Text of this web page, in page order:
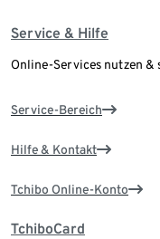
Service & Hilfe
Online-Services nutzen
Service-Bereich
Hilfe & Kontakt
Tchibo Online-Konto
TchiboCard